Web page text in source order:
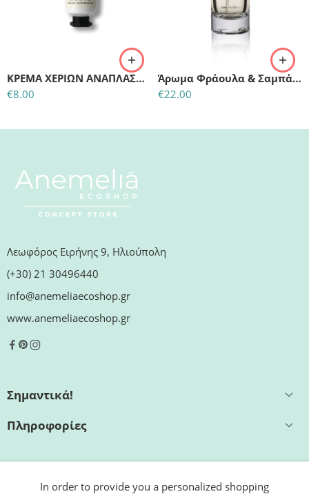
ΚΡΕΜΑ ΧΕΡΙΩΝ ΑΝΑΠΛΑΣΗΣ & ΕΝΥΔΑΤΩΣΗΣ ΜΕ ΥΑΛΟΥΡΟΝΙΚΟ ΟΞΥ ΚΑΙ ΜΑΣΤΙΧΑ 50 μλ
€8.00
Άρωμα Φράουλα & Σαμπάνια – 50ml
€22.00
Λεωφόρος Ειρήνης 9, Ηλιούπολη
(+30) 21 30496440
info@anemeliaecoshop.gr
www.anemeliaecoshop.gr
Σημαντικά!
Πληροφορίες
In order to provide you a personalized shopping